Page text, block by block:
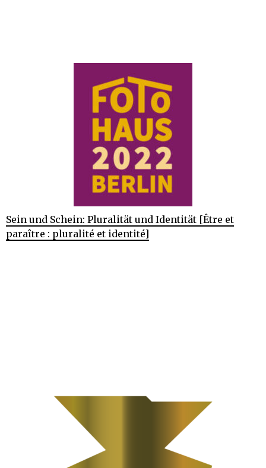
Sein und Schein: Pluralität und Identität [Être et
paraître : pluralité et identité]